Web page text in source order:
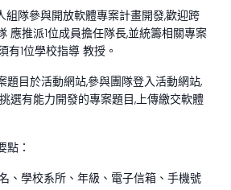
組隊參與開放軟體專案計畫開發,歡迎跨
應推派1位成員擔任隊長,並統籌相關專案
有1位學校指導 教授。
題目於活動網站,參與團隊登入活動網站,
選有能力開發的專案題目,上傳繳交軟體
點：
、學校系所、年級、電子信箱、手機號